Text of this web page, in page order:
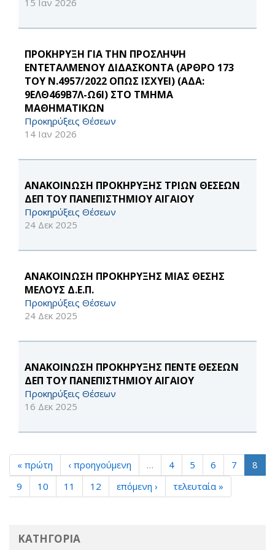
15 Ιαν 2026
ΠΡΟΚΗΡΥΞΗ ΓΙΑ ΤΗΝ ΠΡΟΣΛΗΨΗ
ΕΝΤΕΤΑΛΜΕΝΟΥ ΔΙΔΑΣΚΟΝΤΑ (ΑΡΘΡΟ 173
ΤΟΥ Ν.4957/2022 ΟΠΩΣ ΙΣΧΥΕΙ) (ΑΔΑ:
9ΕΛΘ469Β7Λ-Ω6Ι) ΣΤΟ ΤΜΗΜΑ
ΜΑΘΗΜΑΤΙΚΩΝ
Προκηρύξεις Θέσεων
14 Ιαν 2026
ΑΝΑΚΟΙΝΩΣΗ ΠΡΟΚΗΡΥΞΗΣ ΤΡΙΩΝ ΘΕΣΕΩΝ
ΔΕΠ ΤΟΥ ΠΑΝΕΠΙΣΤΗΜΙΟΥ ΑΙΓΑΙΟΥ
Προκηρύξεις Θέσεων
24 Δεκ 2025
ΑΝΑΚΟΙΝΩΣΗ ΠΡΟΚΗΡΥΞΗΣ ΜΙΑΣ ΘΕΣΗΣ
ΜΕΛΟΥΣ Δ.Ε.Π.
Προκηρύξεις Θέσεων
24 Δεκ 2025
ΑΝΑΚΟΙΝΩΣΗ ΠΡΟΚΗΡΥΞΗΣ ΠΕΝΤΕ ΘΕΣΕΩΝ
ΔΕΠ ΤΟΥ ΠΑΝΕΠΙΣΤΗΜΙΟΥ ΑΙΓΑΙΟΥ
Προκηρύξεις Θέσεων
16 Δεκ 2025
« πρώτη ‹ προηγούμενη … 4 5 6 7
8
9
10 11 12 επόμενη › τελευταία »
ΚΑΤΗΓΟΡΙΑ